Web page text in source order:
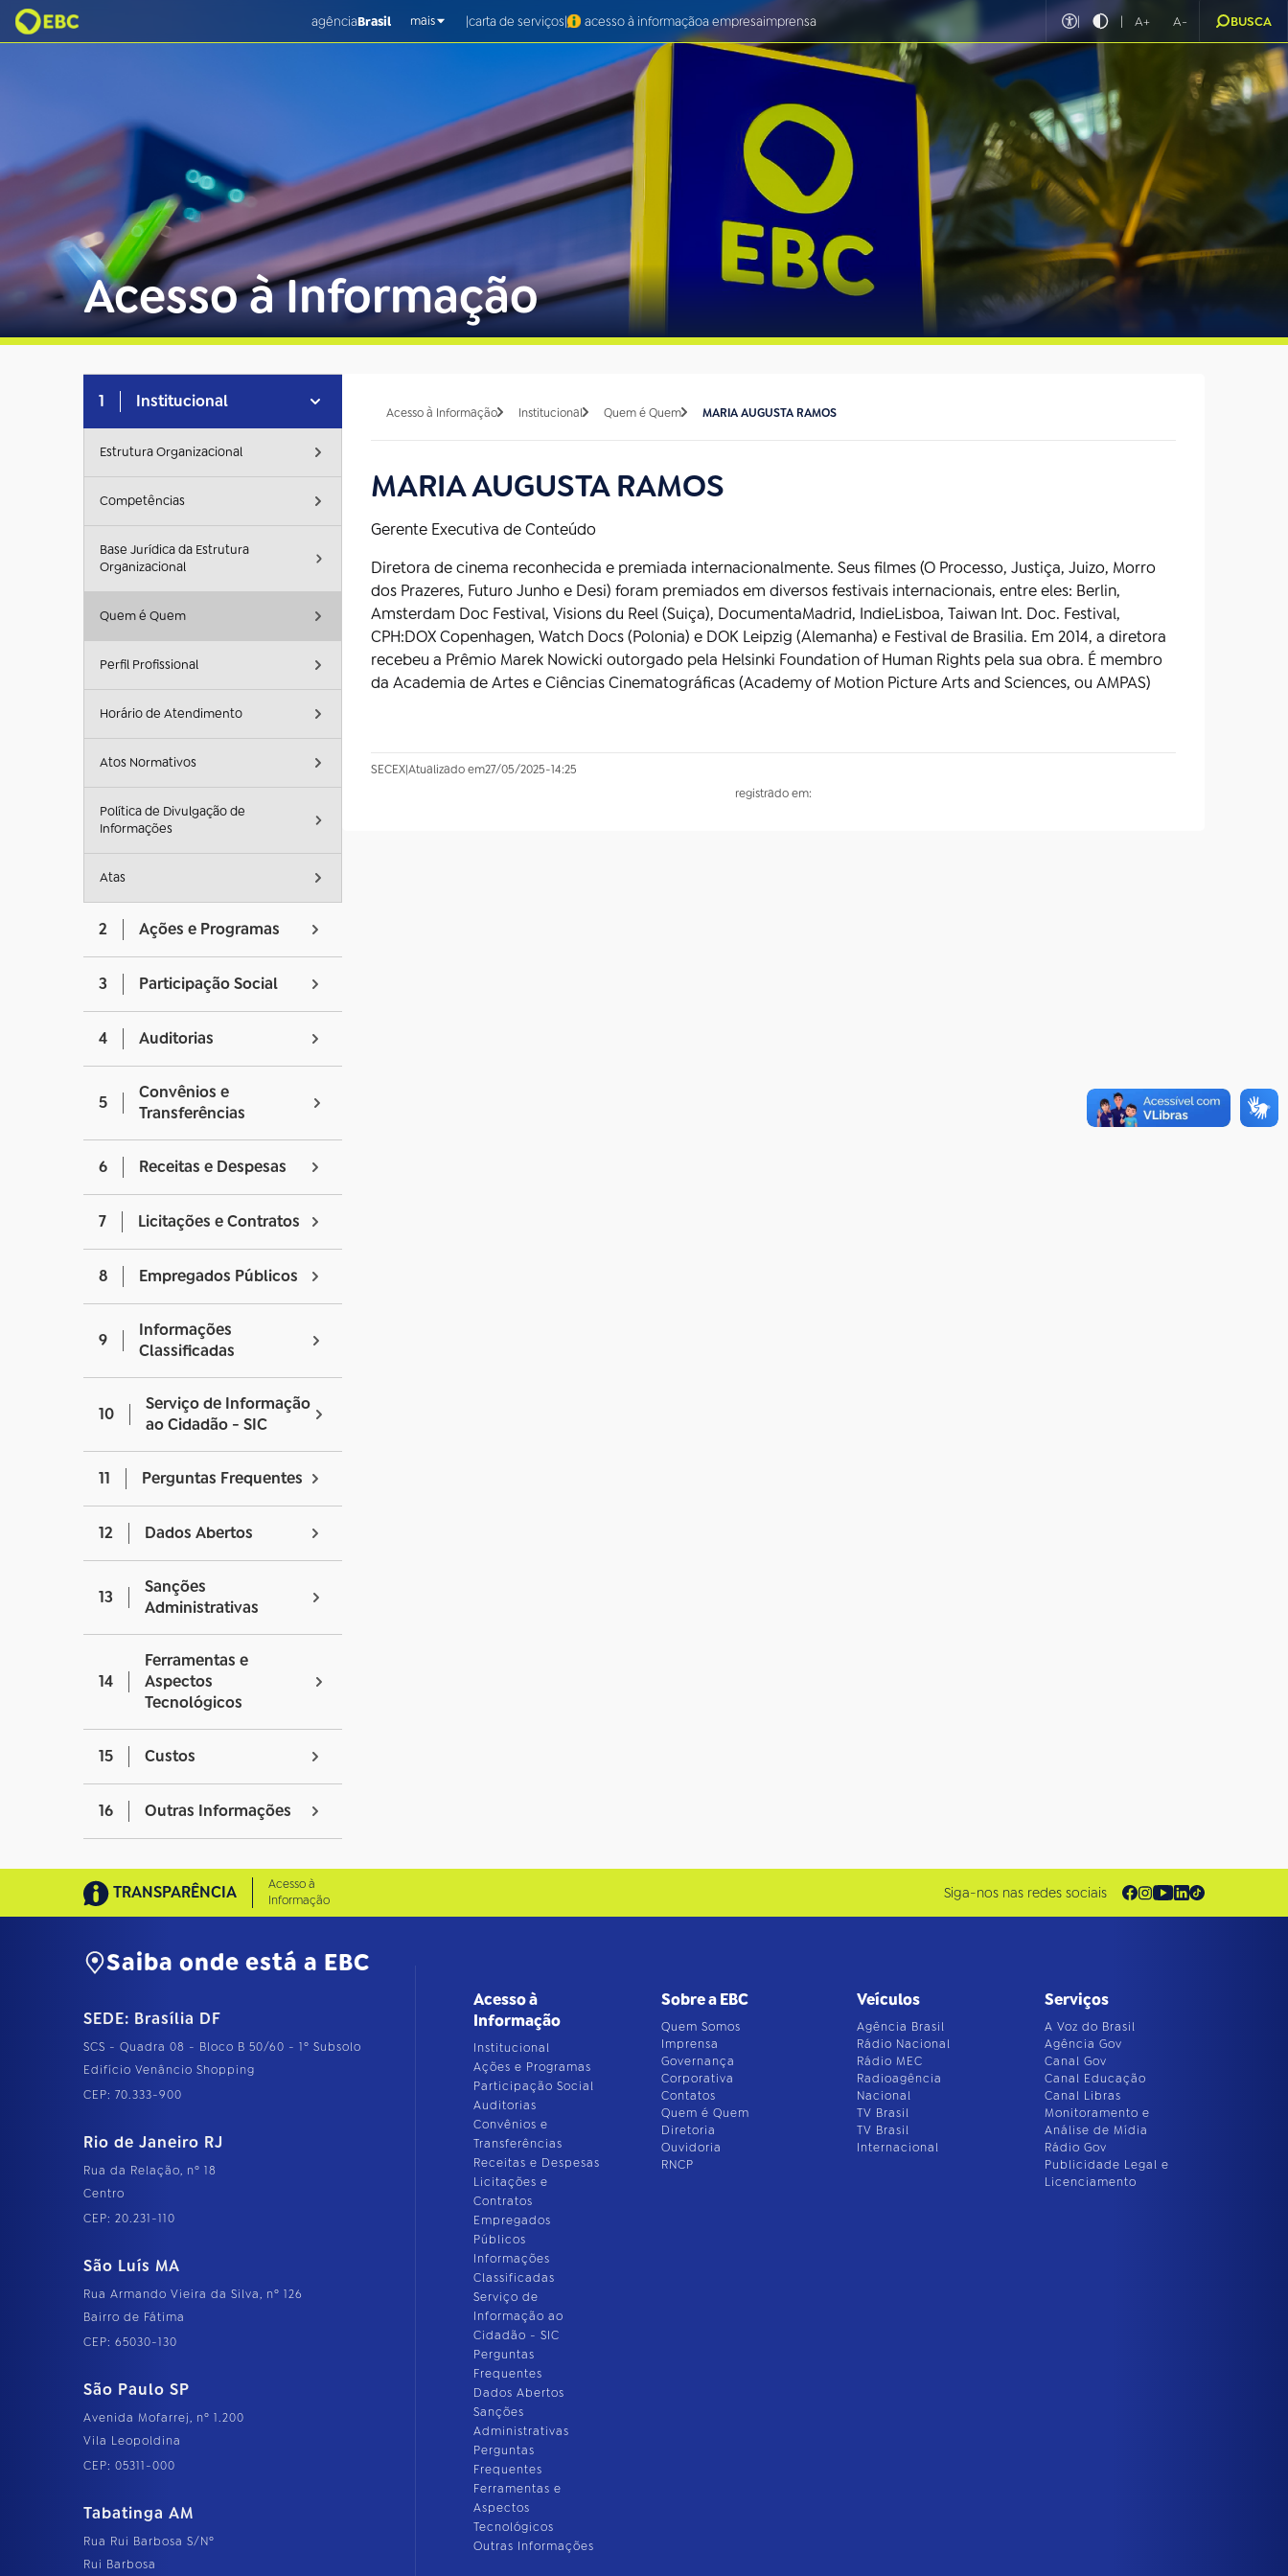
agênciaBrasil mais |carta de serviços| acesso à informaçãoa empresaimprensa | | A+ A- BUSCA
Acesso à Informação
1 Institucional
Estrutura Organizacional
Competências
Base Jurídica da Estrutura
Organizacional
Quem é Quem
Perfil Profissional
Horário de Atendimento
Atos Normativos
Política de Divulgação de
Informações
Atas
2 Ações e Programas
3 Participação Social
4 Auditorias
5
Convênios e
Transferências
6 Receitas e Despesas
7 Licitações e Contratos
8 Empregados Públicos
9
Informações
Classificadas
10
Serviço de Informação
ao Cidadão - SIC
11 Perguntas Frequentes
12 Dados Abertos
13
Sanções
Administrativas
14
Ferramentas e
Aspectos
Tecnológicos
15 Custos
16 Outras Informações
Acesso à Informação Institucional Quem é Quem MARIA AUGUSTA RAMOS
MARIA AUGUSTA RAMOS
Gerente Executiva de Conteúdo
Diretora de cinema reconhecida e premiada internacionalmente. Seus filmes (O Processo, Justiça, Juizo, Morro
dos Prazeres, Futuro Junho e Desi) foram premiados em diversos festivais internacionais, entre eles: Berlin,
Amsterdam Doc Festival, Visions du Reel (Suiça), DocumentaMadrid, IndieLisboa, Taiwan Int. Doc. Festival,
CPH:DOX Copenhagen, Watch Docs (Polonia) e DOK Leipzig (Alemanha) e Festival de Brasilia. Em 2014, a diretora
recebeu a Prêmio Marek Nowicki outorgado pela Helsinki Foundation of Human Rights pela sua obra. É membro
da Academia de Artes e Ciências Cinematográficas (Academy of Motion Picture Arts and Sciences, ou AMPAS)
SECEX|Atualizado em27/05/2025-14:25
registrado em:
TRANSPARÊNCIA
Acesso à
Informação
Siga-nos nas redes sociais
Saiba onde está a EBC
SEDE: Brasília DF
SCS - Quadra 08 - Bloco B 50/60 - 1º Subsolo
Edifício Venâncio Shopping
CEP: 70.333-900
Rio de Janeiro RJ
Rua da Relação, nº 18
Centro
CEP: 20.231-110
São Luís MA
Rua Armando Vieira da Silva, nº 126
Bairro de Fátima
CEP: 65030-130
São Paulo SP
Avenida Mofarrej, nº 1.200
Vila Leopoldina
CEP: 05311-000
Tabatinga AM
Rua Rui Barbosa S/Nº
Rui Barbosa
Acesso à
Informação
Institucional
Ações e Programas
Participação Social
Auditorias
Convênios e
Transferências
Receitas e Despesas
Licitações e
Contratos
Empregados
Públicos
Informações
Classificadas
Serviço de
Informação ao
Cidadão - SIC
Perguntas
Frequentes
Dados Abertos
Sanções
Administrativas
Perguntas
Frequentes
Ferramentas e
Aspectos
Tecnológicos
Outras Informações
Sobre a EBC
Quem Somos
Imprensa
Governança
Corporativa
Contatos
Quem é Quem
Diretoria
Ouvidoria
RNCP
Veículos
Agência Brasil
Rádio Nacional
Rádio MEC
Radioagência
Nacional
TV Brasil
TV Brasil
Internacional
Serviços
A Voz do Brasil
Agência Gov
Canal Gov
Canal Educação
Canal Libras
Monitoramento e
Análise de Mídia
Rádio Gov
Publicidade Legal e
Licenciamento